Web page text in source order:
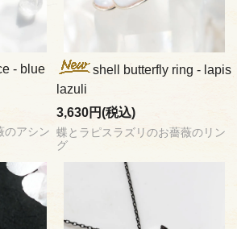
- blue
のアシン
shell butterfly ring - lapis
lazuli
3,630円(税込)
蝶とラピスラズリのお薔薇のリン
グ